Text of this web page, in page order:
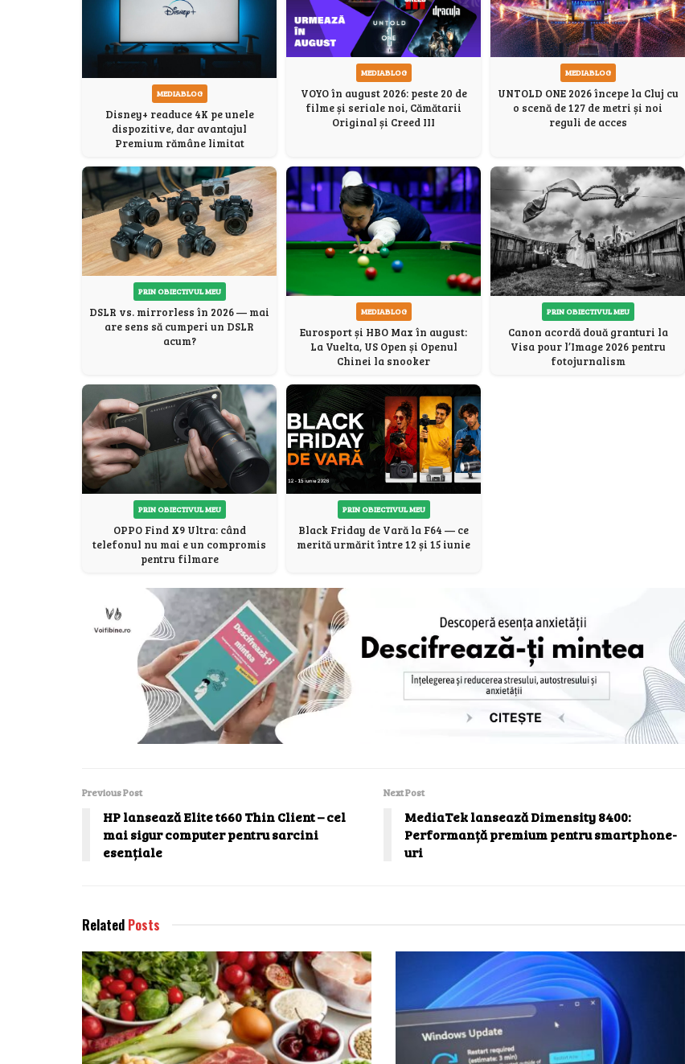
MEDIABLOG
Disney+ readuce 4K pe unele
dispozitive, dar avantajul
Premium rămâne limitat
MEDIABLOG
VOYO în august 2026: peste 20 de
filme și seriale noi, Cămătarii
Original și Creed III
MEDIABLOG
UNTOLD ONE 2026 începe la Cluj cu
o scenă de 127 de metri și noi
reguli de acces
PRIN OBIECTIVUL MEU
DSLR vs. mirrorless în 2026 — mai
are sens să cumperi un DSLR
acum?
MEDIABLOG
Eurosport și HBO Max în august:
La Vuelta, US Open și Openul
Chinei la snooker
PRIN OBIECTIVUL MEU
Canon acordă două granturi la
Visa pour l’Image 2026 pentru
fotojurnalism
PRIN OBIECTIVUL MEU
OPPO Find X9 Ultra: când
telefonul nu mai e un compromis
pentru filmare
PRIN OBIECTIVUL MEU
Black Friday de Vară la F64 — ce
merită urmărit între 12 și 15 iunie
Previous Post
HP lansează Elite t660 Thin Client – cel
mai sigur computer pentru sarcini
esențiale
Next Post
MediaTek lansează Dimensity 8400:
Performanță premium pentru smartphone-
uri
Related Posts